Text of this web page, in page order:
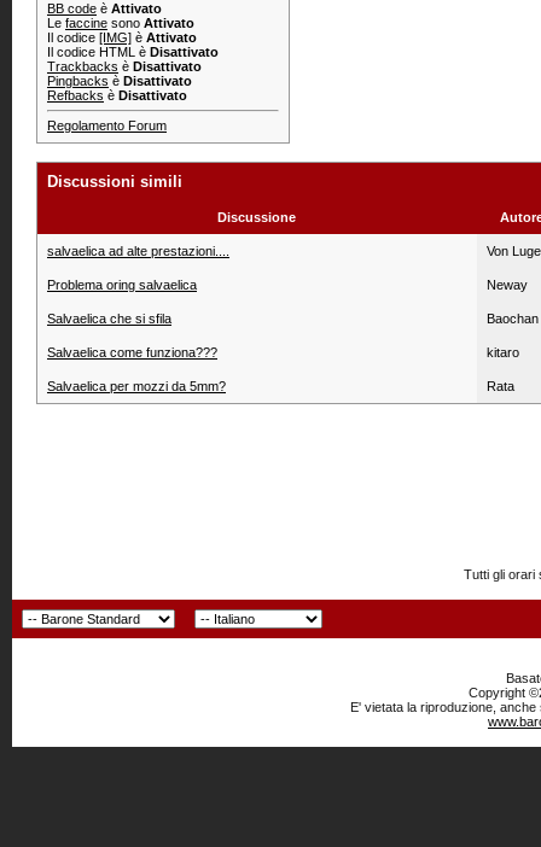
BB code è Attivato
Le faccine sono Attivato
Il codice [IMG] è Attivato
Il codice HTML è Disattivato
Trackbacks è Disattivato
Pingbacks è Disattivato
Refbacks è Disattivato
Regolamento Forum
Discussioni simili
Discussione
salvaelica ad alte prestazioni.... Von
Problema oring salvaelica Neway
Salvaelica che si sfila Baochan
Salvaelica come funziona??? kitaro
Salvaelica per mozzi da 5mm? Rata
Tutti gli orari
Copyright
E' vietata la riproduzione,